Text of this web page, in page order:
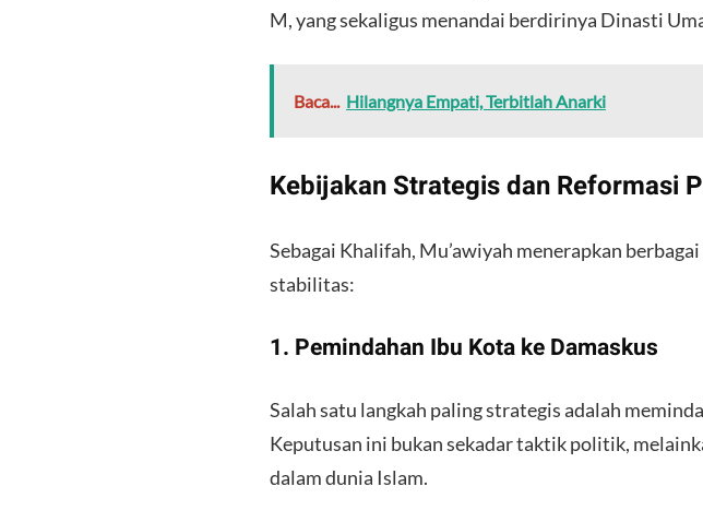
M, yang sekaligus menandai berdirinya Dinasti
Baca... Hilangnya Empati, Terbitlah Anarki
​Kebijakan Strategis dan Reformasi
​Sebagai Khalifah, Mu’awiyah menerapkan
stabilitas:
​1. Pemindahan Ibu Kota ke Damaskus
​Salah satu langkah paling strategis adalah
Keputusan ini bukan sekadar taktik politik,
dalam dunia Islam.